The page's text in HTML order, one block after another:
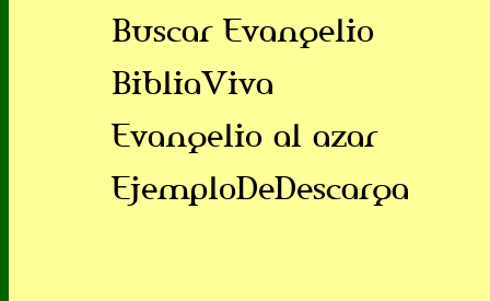
Buscar Evangelio
BibliaViva
Evangelio al azar
EjemploDeDescarga